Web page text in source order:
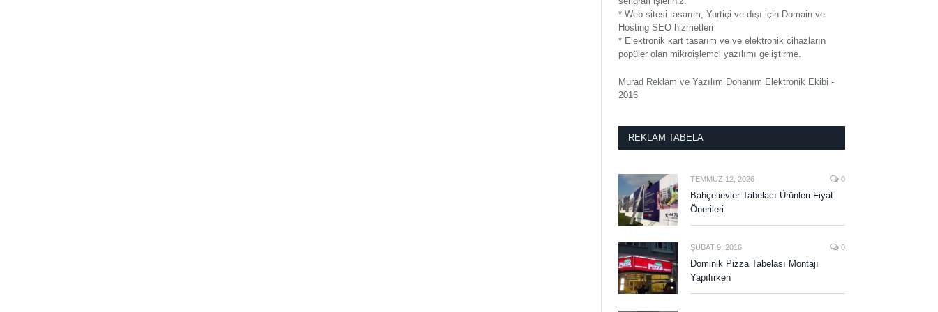
* Web sitesi tasarım, Yurtiçi ve dışı için Domain ve
Hosting SEO hizmetleri
* Elektronik kart tasarım ve ve elektronik cihazların
popüler olan mikroişlemci yazılımı geliştirme.
Murad Reklam ve Yazılım Donanım Elektronik Ekibi -
2016
REKLAM TABELA
TEMMUZ 12, 2026 0
Bahçelievler Tabelacı Ürünleri Fiyat
Önerileri
ŞUBAT 9, 2016 0
Dominik Pizza Tabelası Montajı
Yapılırken